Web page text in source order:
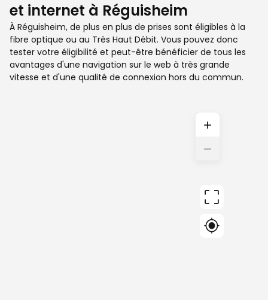
et internet à Réguisheim
À Réguisheim, de plus en plus de prises sont éligibles à la
fibre optique ou au Très Haut Débit. Vous pouvez donc
tester votre éligibilité et peut-être bénéficier de tous les
avantages d'une navigation sur le web à très grande
vitesse et d'une qualité de connexion hors du commun.
+
−